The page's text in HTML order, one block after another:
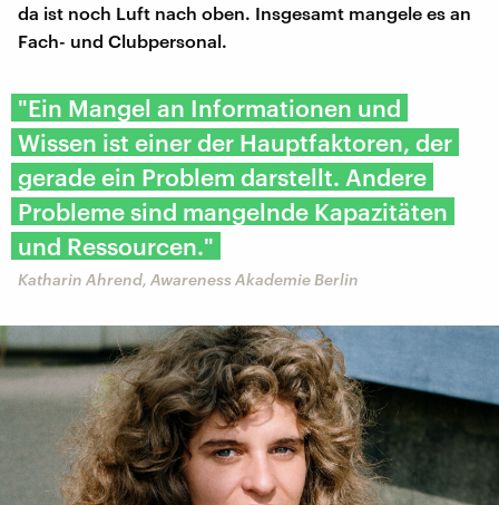
da ist noch Luft nach oben. Insgesamt mangele es an
Fach- und Clubpersonal.
"Ein Mangel an Informationen und
Wissen ist einer der Hauptfaktoren, der
gerade ein Problem darstellt. Andere
Probleme sind mangelnde Kapazitäten
und Ressourcen."
Katharin Ahrend, Awareness Akademie Berlin